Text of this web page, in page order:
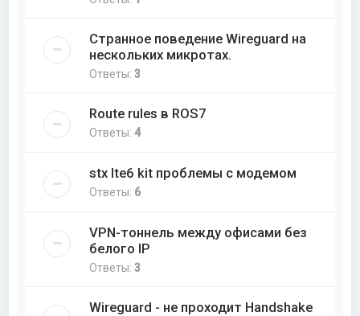
Странное поведение Wireguard на
нескольких микротах.
Ответы:3
Route rules в ROS7
Ответы:4
stx lte6 kit проблемы с модемом
Ответы: 6
VPN-тоннель между офисами без
белого IP
Ответы:3
Wireguard - не проходит Handshake